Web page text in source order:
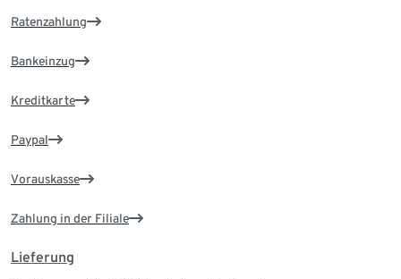
Ratenzahlung
Bankeinzug
Kreditkarte
Paypal
Vorauskasse
Zahlung in der Filiale
Lieferung